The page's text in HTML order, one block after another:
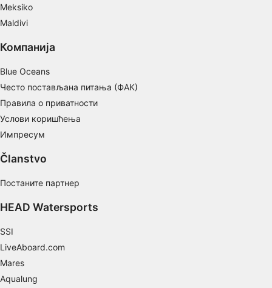
Meksiko
Maldivi
Компанија
Blue Oceans
Често постављана питања (ФАК)
Правила о приватности
Услови коришћења
Импресум
Članstvo
Постаните партнер
HEAD Watersports
SSI
LiveAboard.com
Mares
Aqualung